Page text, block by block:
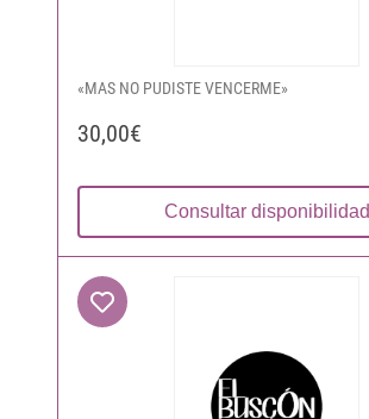
«MAS NO PUDISTE VENCERME»
30,00€
Consultar disponibilidad